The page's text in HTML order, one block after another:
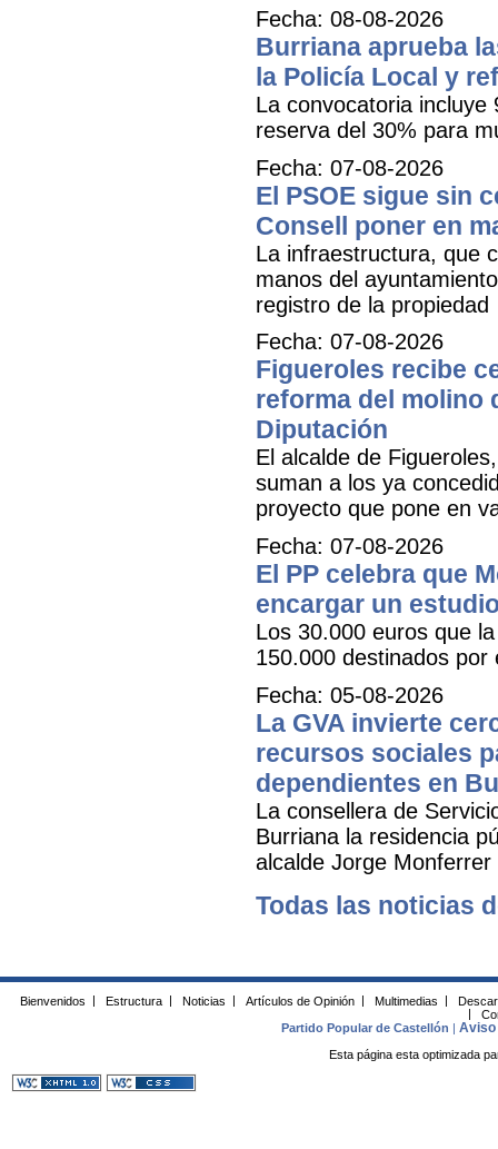
Fecha: 08-08-2026
Burriana aprueba
la Policía Local y
La convocatoria
reserva del 30% para
Fecha: 07-08-2026
El PSOE sigue sin
Consell poner en
La infraestructura, que
manos del
registro de la propiedad
Fecha: 07-08-2026
Figueroles recibe
reforma del molino
Diputación
El alcalde de
suman a los ya
proyecto que pone en
Fecha: 07-08-2026
El PP celebra que
encargar un
Los 30.000 euros que
150.000 destinados
Fecha: 05-08-2026
La GVA invierte
recursos sociales
dependientes en
La consellera de
Burriana la residencia
alcalde Jorge Monferrer
Todas las noticias
Bienvenidos Estructura Noticias Artículos de Opinión Multimedias
Partido Popular de Castellón
|Aviso
Esta página esta optimizada